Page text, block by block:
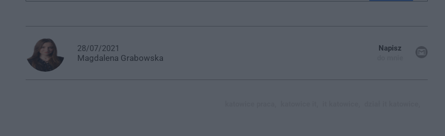
28/07/2021
Magdalena Grabowska
Napisz